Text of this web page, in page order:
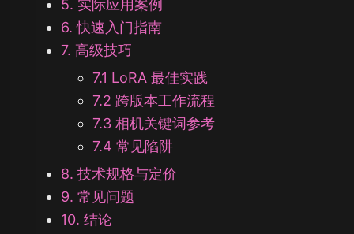
5. 实际应用案例
6. 快速入门指南
7. 高级技巧
7.1 LoRA 最佳实践
7.2 跨版本工作流程
7.3 相机关键词参考
7.4 常见陷阱
8. 技术规格与定价
9. 常见问题
10. 结论